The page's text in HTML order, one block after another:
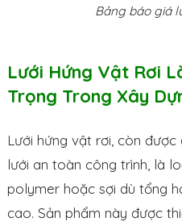
Bảng báo giá
Lưới Hứng Vật Rơi
Trọng Trong Xây
Lưới hứng vật rơi, còn
lưới an toàn công trình, là
polymer hoặc sợi dù tổng
cao. Sản phẩm này được